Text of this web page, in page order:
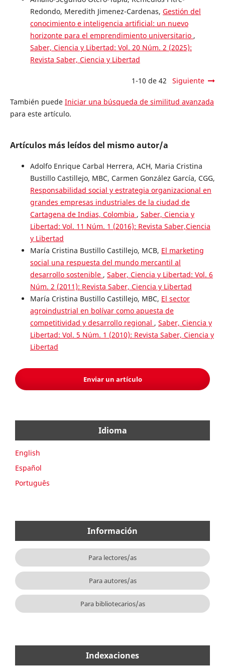
Redondo, Meredith Jimenez-Cardenas, Gestión del
conocimiento e inteligencia artificial: un nuevo
horizonte para el emprendimiento universitario ,
Saber, Ciencia y Libertad: Vol. 20 Núm. 2 (2025):
Revista Saber, Ciencia y Libertad
1-10 de 42 Siguiente
También puede Iniciar una búsqueda de similitud avanzada
para este artículo.
Artículos más leídos del mismo autor/a
Adolfo Enrique Carbal Herrera, ACH, Maria Cristina
Bustillo Castillejo, MBC, Carmen González García, CGG,
Responsabilidad social y estrategia organizacional en
grandes empresas industriales de la ciudad de
Cartagena de Indias, Colombia , Saber, Ciencia y
Libertad: Vol. 11 Núm. 1 (2016): Revista Saber,Ciencia
y Libertad
María Cristina Bustillo Castillejo, MCB, El marketing
social una respuesta del mundo mercantil al
desarrollo sostenible , Saber, Ciencia y Libertad: Vol. 6
Núm. 2 (2011): Revista Saber, Ciencia y Libertad
María Cristina Bustillo Castillejo, MBC, El sector
agroindustrial en bolívar como apuesta de
competitividad y desarrollo regional , Saber, Ciencia y
Libertad: Vol. 5 Núm. 1 (2010): Revista Saber, Ciencia y
Libertad
Enviar un artículo
Idioma
English
Español
Português
Información
Para lectores/as
Para autores/as
Para bibliotecarios/as
Indexaciones